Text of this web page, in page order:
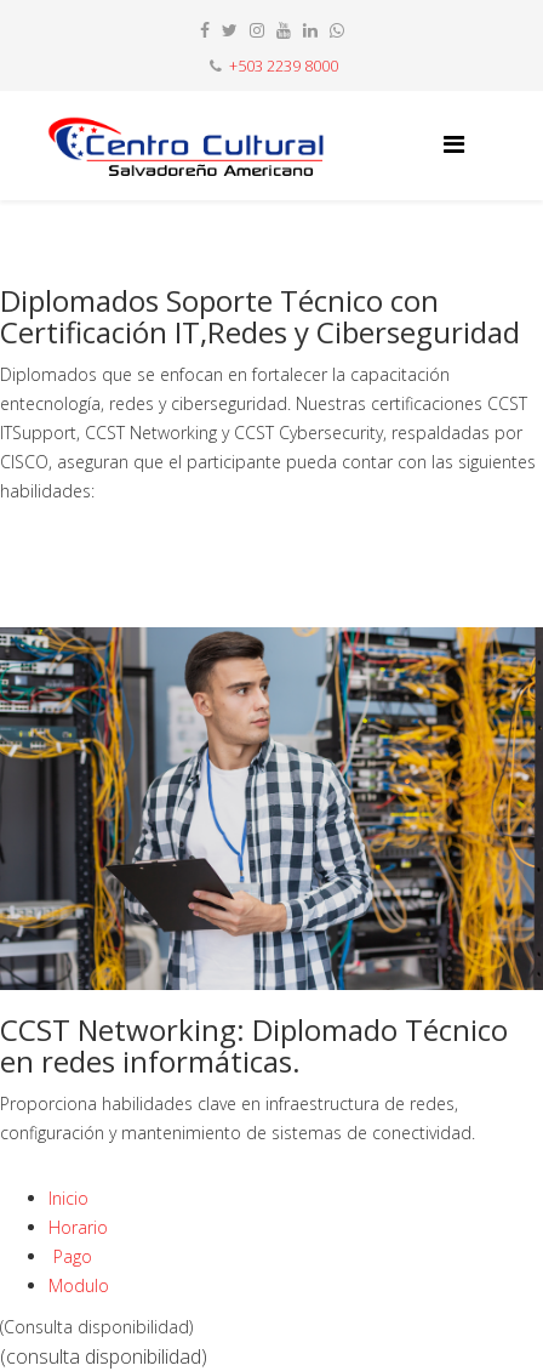
+503 2239 8000
Diplomados Soporte Técnico con
Certificación IT,Redes y Ciberseguridad
Diplomados que se enfocan en fortalecer la capacitación
entecnología, redes y ciberseguridad. Nuestras certificaciones CCST
ITSupport, CCST Networking y CCST Cybersecurity, respaldadas por
CISCO, aseguran que el participante pueda contar con las siguientes
habilidades:
CCST Networking: Diplomado Técnico
en redes informáticas.
Proporciona habilidades clave en infraestructura de redes,
configuración y mantenimiento de sistemas de conectividad.
Inicio
Horario
Pago
Modulo
(Consulta disponibilidad)
(consulta disponibilidad)